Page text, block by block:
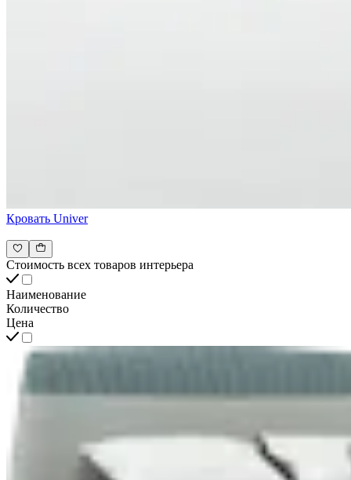
Кровать Univer
Стоимость всех товаров интерьера
Наименование
Количество
Цена